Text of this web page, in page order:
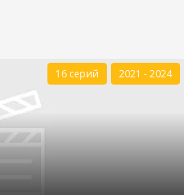
16 серий 2021 - 2024